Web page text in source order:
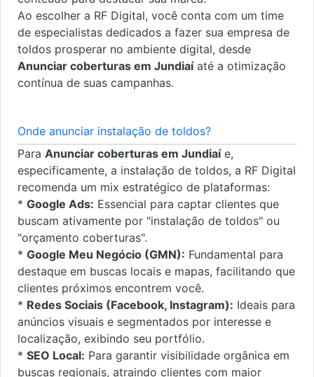
Ao escolher a RF Digital, você conta com um time
de especialistas dedicados a fazer sua empresa de
toldos prosperar no ambiente digital, desde
Anunciar coberturas em Jundiaíaté a otimização
contínua de suas campanhas.
Onde anunciar instalação de toldos?
Para Anunciar coberturas em Jundiaíe,
especificamente, a instalação de toldos, a RF Digital
recomenda um mix estratégico de plataformas:
* Google Ads: Essencial para captar clientes que
buscam ativamente por "instalação de toldos" ou
"orçamento coberturas".
* Google Meu Negócio (GMN): Fundamental para
destaque em buscas locais e mapas, facilitando que
clientes próximos encontrem você.
* Redes Sociais (Facebook, Instagram): Ideais para
anúncios visuais e segmentados por interesse e
localização, exibindo seu portfólio.
* SEO Local: Para garantir visibilidade orgânica em
buscas regionais, atraindo clientes com maior